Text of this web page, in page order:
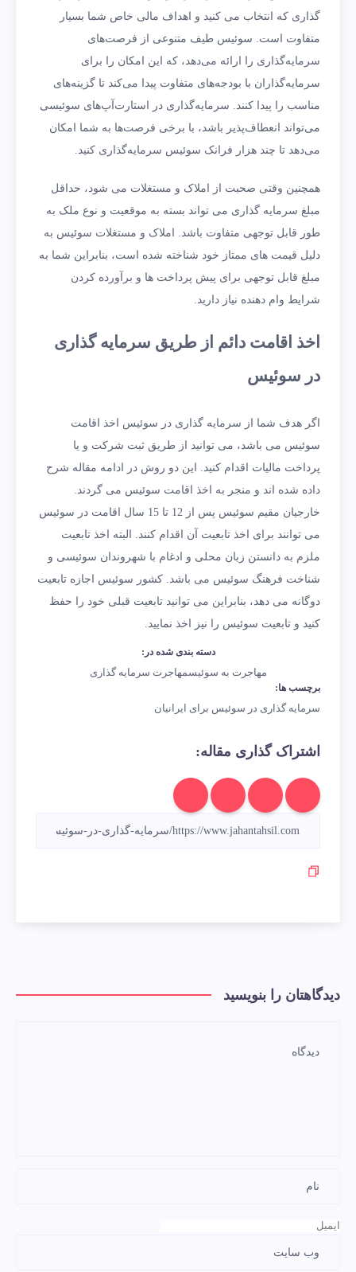
گذاری که انتخاب می کنید و اهداف مالی خاص شما بسیار
متفاوت است. سوئیس طیف متنوعی از فرصت‌های
سرمایه‌گذاری را ارائه می‌دهد، که این امکان را برای
سرمایه‌گذاران با بودجه‌های متفاوت پیدا می‌کند تا گزینه‌های
مناسب را پیدا کنند. سرمایه‌گذاری در استارت‌آپ‌های سوئیسی
می‌تواند انعطاف‌پذیر باشد، با برخی فرصت‌ها به شما امکان
می‌دهد تا چند هزار فرانک سوئیس سرمایه‌گذاری کنید.
همچنین وقتی صحبت از املاک و مستغلات می شود، حداقل
مبلغ سرمایه گذاری می تواند بسته به موقعیت و نوع ملک به
طور قابل توجهی متفاوت باشد. املاک و مستغلات سوئیس به
دلیل قیمت های ممتاز خود شناخته شده است، بنابراین شما به
مبلغ قابل توجهی برای پیش پرداخت ها و برآورده کردن
شرایط وام دهنده نیاز دارید.
اخذ اقامت دائم از طریق سرمایه گذاری
در سوئیس
اگر هدف شما از سرمایه گذاری در سوئیس اخذ اقامت
سوئیس می باشد، می توانید از طریق ثبت شرکت و یا
پرداخت مالیات اقدام کنید. این دو روش در ادامه مقاله شرح
داده شده اند و منجر به اخذ اقامت سوئیس می گردند.
خارجیان مقیم سوئیس پس از 12 تا 15 سال اقامت در سوئیس
می توانند برای اخذ تابعیت آن اقدام کنند. البته اخذ تابعیت
ملزم به دانستن زبان محلی و ادغام با شهروندان سوئیسی و
شناخت فرهنگ سوئیس می باشد. کشور سوئیس اجازه تابعیت
دوگانه می دهد، بنابراین می توانید تابعیت قبلی خود را حفظ
کنید و تابعیت سوئیس را نیز اخذ نمایید.
دسته بندی شده در:
مهاجرت به سوئیسمهاجرت سرمایه گذاری
برچسب ها:
سرمایه گذاری در سوئیس برای ایرانیان
اشتراک گذاری مقاله:
دیدگاهتان را بنویسید